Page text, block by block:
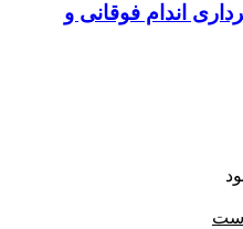
اندام فوقانی و